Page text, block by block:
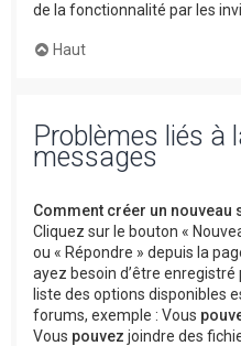
de la fonctionnalité par les
Haut
Problèmes liés à
messages
Comment créer un nouveau
Cliquez sur le bouton «
ou « Répondre » depuis la
ayez besoin d’être
liste des options disponibles
forums, exemple : Vous
Vous pouvez joindre des